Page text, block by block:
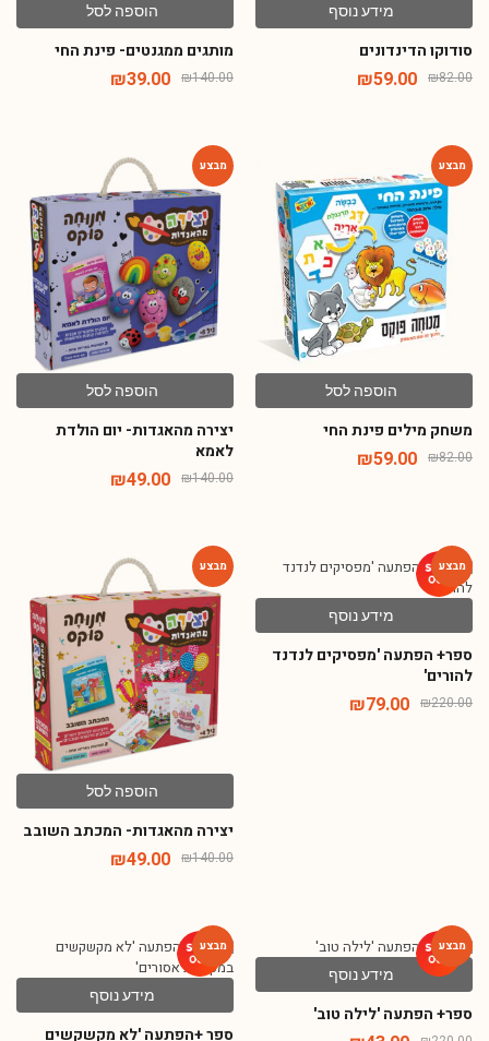
מידע נוסף
סודוקו הדינדונים
₪82.00
₪59.00
הוספה לסל
מותגים ממגנטים- פינת החי
₪140.00
₪39.00
הוספה לסל
משחק מילים פינת החי
₪82.00
₪59.00
הוספה לסל
יצירה מהאגדות- יום הולדת
לאמא
₪140.00
₪49.00
מידע נוסף
ספר+ הפתעה 'מפסיקים לנדנד
להורים'
₪220.00
₪79.00
הוספה לסל
יצירה מהאגדות- המכתב השובב
₪140.00
₪49.00
מידע נוסף
ספר+ הפתעה 'לילה טוב'
מידע נוסף
ספר +הפתעה 'לא מקשקשים